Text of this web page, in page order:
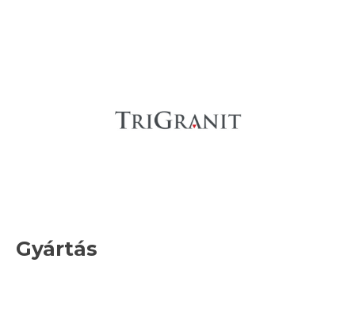
Gyártás